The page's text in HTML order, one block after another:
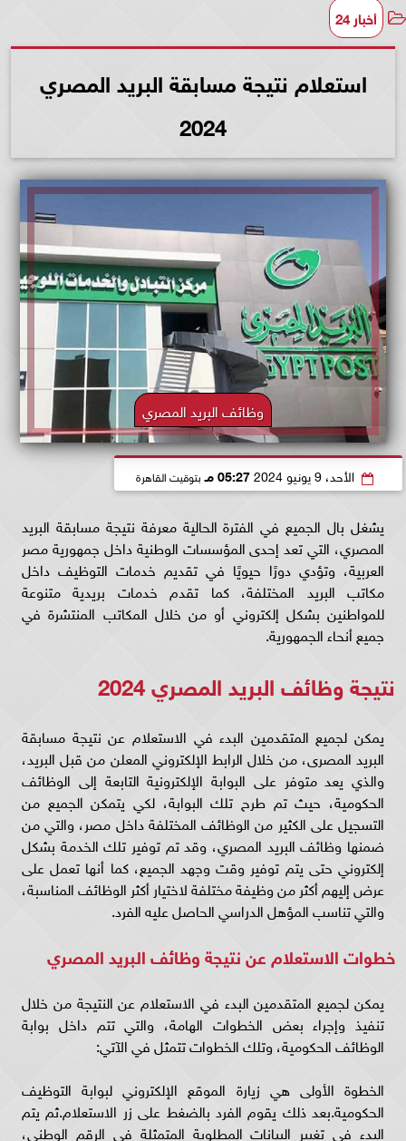
أخبار 24
استعلام نتيجة مسابقة البريد المصري
2024
وظائف البريد المصري
الأحد، 9 يونيو 2024 05:27 مـ بتوقيت القاهرة
يشغل بال الجميع في الفترة الحالية معرفة نتيجة مسابقة البريد
المصري، التي تعد إحدى المؤسسات الوطنية داخل جمهورية مصر
العربية، وتؤدي دورًا حيويًا في تقديم خدمات التوظيف داخل
مكاتب البريد المختلفة، كما تقدم خدمات بريدية متنوعة
للمواطنين بشكل إلكتروني أو من خلال المكاتب المنتشرة في
جميع أنحاء الجمهورية.
نتيجة وظائف البريد المصري 2024
يمكن لجميع المتقدمين البدء في الاستعلام عن نتيجة مسابقة
البريد المصرى، من خلال الرابط الإلكتروني المعلن من قبل البريد،
والذي يعد متوفر على البوابة الإلكترونية التابعة إلى الوظائف
الحكومية، حيث تم طرح تلك البوابة، لكي يتمكن الجميع من
التسجيل على الكثير من الوظائف المختلفة داخل مصر، والتي من
ضمنها وظائف البريد المصري، وقد تم توفير تلك الخدمة بشكل
إلكتروني حتى يتم توفير وقت وجهد الجميع، كما أنها تعمل على
عرض إليهم أكثر من وظيفة مختلفة لاختيار أكثر الوظائف المناسبة،
والتي تناسب المؤهل الدراسي الحاصل عليه الفرد.
خطوات الاستعلام عن نتيجة وظائف البريد المصري
يمكن لجميع المتقدمين البدء في الاستعلام عن النتيجة من خلال
تنفيذ وإجراء بعض الخطوات الهامة، والتي تتم داخل بوابة
الوظائف الحكومية، وتلك الخطوات تتمثل في الآتي:
الخطوة الأولى هي زيارة الموقع الإلكتروني لبوابة التوظيف
الحكومية.بعد ذلك يقوم الفرد بالضغط على زر الاستعلام.ثم يتم
البدء في تغيير البيانات المطلوبة المتمثلة في الرقم الوطني،